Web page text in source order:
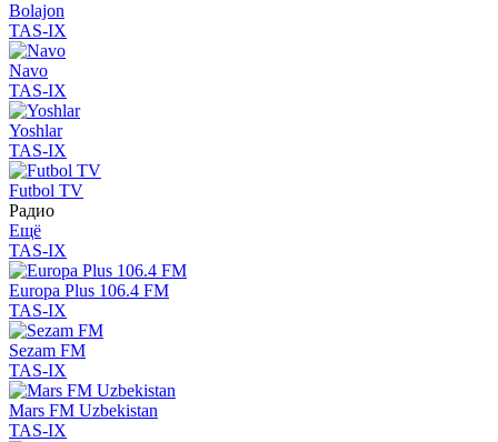
Bolajon
TAS-IX
Navo
TAS-IX
Yoshlar
TAS-IX
Futbol TV
Радио
Ещё
TAS-IX
Europa Plus 106.4 FM
TAS-IX
Sezam FM
TAS-IX
Mars FM Uzbekistan
TAS-IX